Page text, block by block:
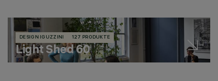
DESIGN IGUZZINI 127 PRODUKTE
Light Shed 60